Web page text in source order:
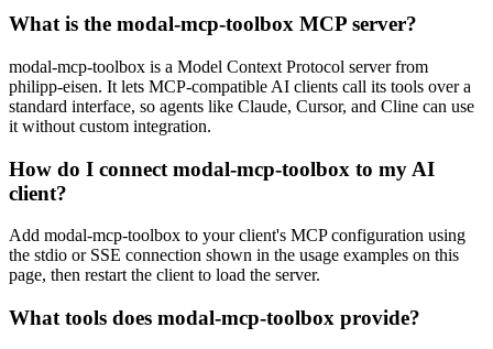
What is the modal-mcp-toolbox MCP server?
modal-mcp-toolbox is a Model Context Protocol server from
philipp-eisen. It lets MCP-compatible AI clients call its tools over a
standard interface, so agents like Claude, Cursor, and Cline can use
it without custom integration.
How do I connect modal-mcp-toolbox to my AI
client?
Add modal-mcp-toolbox to your client's MCP configuration using
the stdio or SSE connection shown in the usage examples on this
page, then restart the client to load the server.
What tools does modal-mcp-toolbox provide?